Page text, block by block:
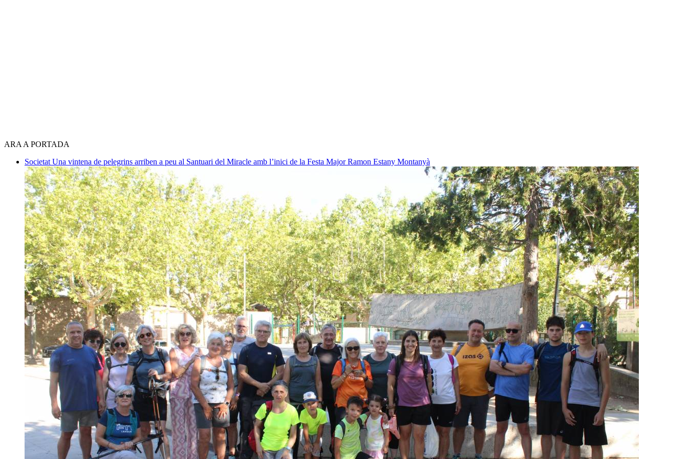
ARA A PORTADA
Societat Una vintena de pelegrins arriben a peu al Santuari del Miracle amb l’inici de la Festa MajorRamon Estany Montanyà